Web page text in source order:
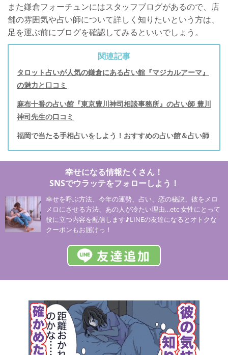
また鎌倉フォーチュンにはスタッフブログがあるので、店
舗の雰囲気や占い師について詳しく知りたいという方は、
足を運ぶ前にブログを確認してみるといいでしょう。
関連記事
タロット占いが人気の鎌倉にある占い館『マジカルアーマ』
の魅力と口コミ
麻布十番の占い館『東京豊川神司相談事務所』の占い師 豊川
神司先生の口コミ
福岡で当たる手相占いをしよう！おすすめの占い館＆占い師
幸せになる情報たくさん！
SNSでウラッテをフォローしよう！
幸せを呼ぶ方法、今年の運勢、占い、恋の秘訣、彼をメロ
メロにさせる方法、あの人が冷たい理由…etc 女性にとって
役に立つ内容を配信します♪LINEの友達になるとオトクな
クーポンもお届けっ！